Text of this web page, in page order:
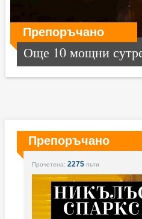
Препоръчано
Още 10 мощни
Препоръчано
Прочетена: 2275 пъти